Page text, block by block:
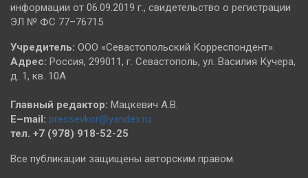
информации от 06.09.2019 г., свидетельство о регистрации
ЭЛ № ФС 77–76715
Учредитель: ООО «Севастопольский Корреспондент».
Адрес: Россия, 299011, г. Севастополь, ул. Василия Кучера,
д. 1, кв. 10А
Главный редактор: Мацкевич А.В.
E–mail: pressevkor@yandex.ru
тел. +7 (978) 918-52-25
Все публикации защищены авторским правом.